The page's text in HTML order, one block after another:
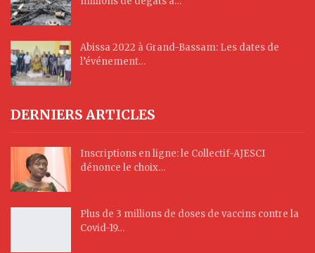
Abissa 2022 à Grand-Bassam: Les dates de
l’événement…
DERNIERS ARTICLES
Inscriptions en ligne: le Collectif-AJESCI
dénonce le choix…
Plus de 3 millions de doses de vaccins contre la
Covid-19…